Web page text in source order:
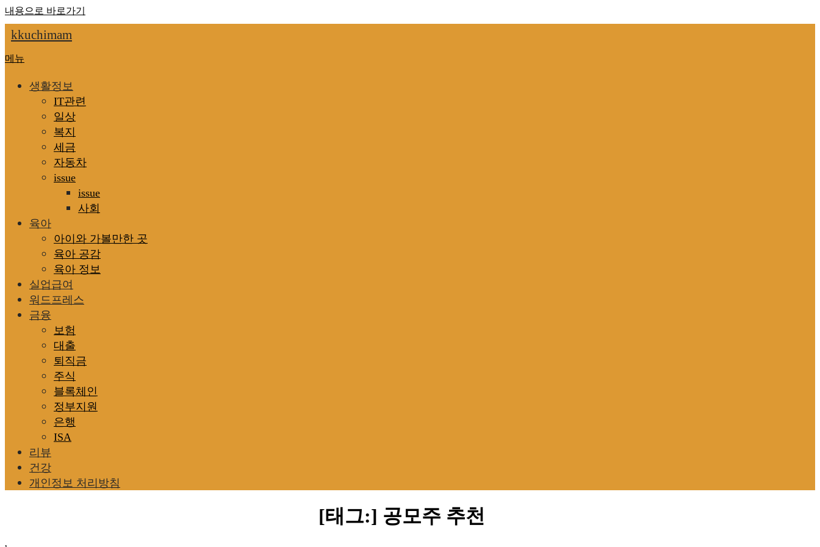
내용으로 바로가기
kkuchimam
메뉴
생활정보
IT관련
일상
복지
세금
자동차
issue
issue
사회
육아
아이와 가볼만한 곳
육아 공감
육아 정보
실업급여
워드프레스
금융
보험
대출
퇴직금
주식
블록체인
정부지원
은행
ISA
리뷰
건강
개인정보 처리방침
[태그:] 공모주 추천